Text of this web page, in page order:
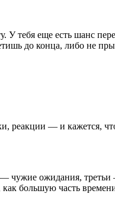
У тебя еще есть шанс
до конца, либо не
реакции — и кажется,
— чужие ожидания,
как большую часть